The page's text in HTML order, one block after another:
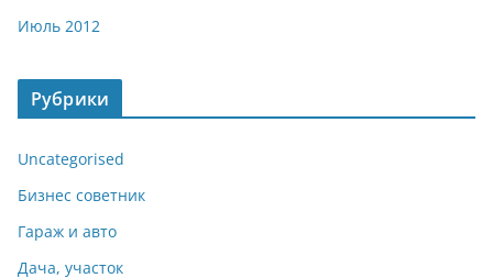
Июль 2012
Рубрики
Uncategorised
Бизнес советник
Гараж и авто
Дача, участок